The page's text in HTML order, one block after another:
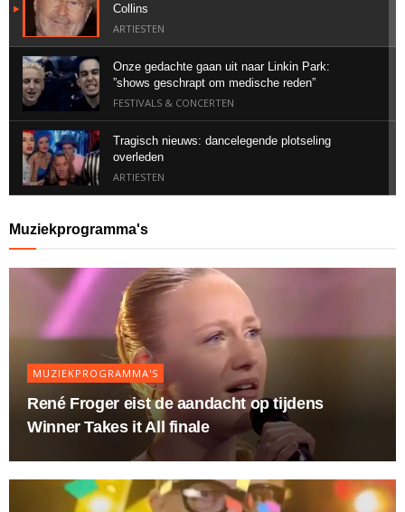
Collins
ARTIESTEN
Onze gedachte gaan uit naar Linkin Park:
”shows geschrapt om medische reden”
FESTIVALS & CONCERTEN
Tragisch nieuws: dancelegende plotseling
overleden
ARTIESTEN
buitenland
Bizarre post van Memphis Depay zorgt voor
ophef
ARTIESTEN
Muziekprogramma's
MUZIEKPROGRAMMA'S
René Froger eist de aandacht op tijdens
Winner Takes it All finale